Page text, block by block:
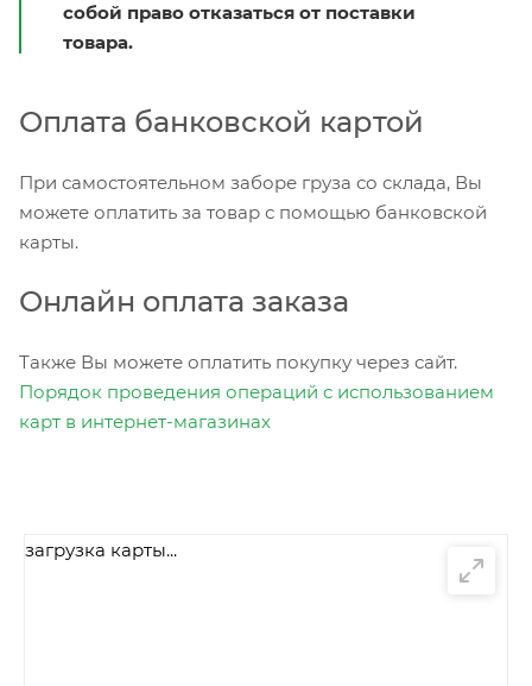
собой право отказаться от поставки
товара.
Оплата банковской картой
При самостоятельном заборе груза со склада, Вы
можете оплатить за товар с помощью банковской
карты.
Онлайн оплата заказа
Также Вы можете оплатить покупку через сайт.
Порядок проведения операций с использованием
карт в интернет-магазинах
загрузка карты...